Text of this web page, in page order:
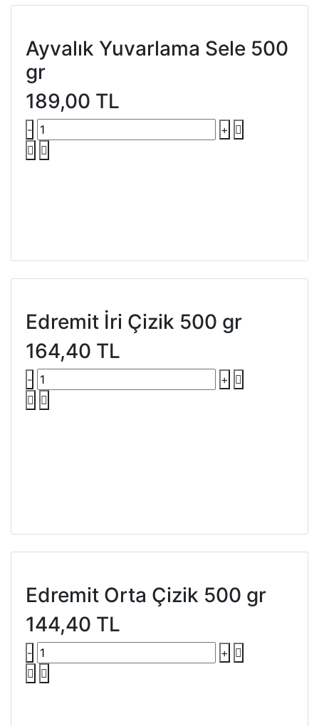
Ayvalık Yuvarlama Sele 500
gr
189,00 TL
- +
Edremit İri Çizik 500 gr
164,40 TL
- +
Edremit Orta Çizik 500 gr
144,40 TL
- +